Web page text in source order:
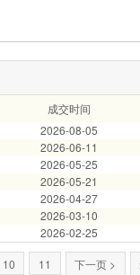
成交时间
2026-08-05
2026-06-11
2026-05-25
2026-05-21
2026-04-27
2026-03-10
2026-02-25
10 11 下一页 >